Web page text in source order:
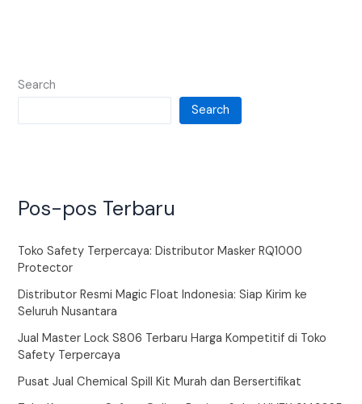
Search
Search
Pos-pos Terbaru
Toko Safety Terpercaya: Distributor Masker RQ1000
Protector
Distributor Resmi Magic Float Indonesia: Siap Kirim ke
Seluruh Nusantara
Jual Master Lock S806 Terbaru Harga Kompetitif di Toko
Safety Terpercaya
Pusat Jual Chemical Spill Kit Murah dan Bersertifikat